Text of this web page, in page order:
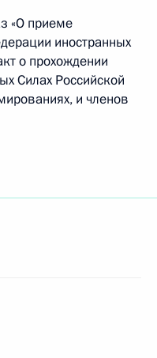
«О приеме
иностранных
о прохождении
Силах Российской
и членов